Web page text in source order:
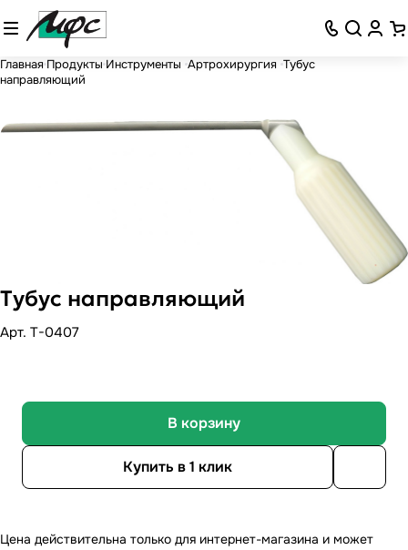
Главная Продукты Инструменты Артрохирургия Тубус
направляющий
Тубус направляющий
Арт. T-0407
В корзину
Купить в 1 клик
Цена действительна только для интернет-магазина и может